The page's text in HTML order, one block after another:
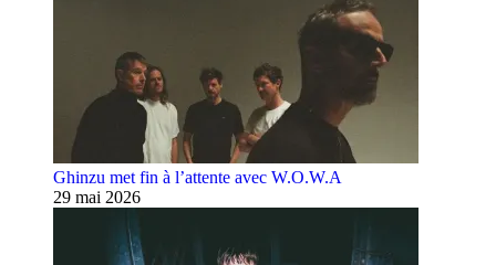
Ghinzu met fin à l’attente avec W.O.W.A
29 mai 2026